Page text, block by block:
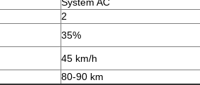
2
35%
45 km/h
80-90 km